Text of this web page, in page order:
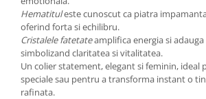
Hematituleste cunoscut ca piatra
oferind forta si echilibru.
Cristalele fatetateamplifica energia si
simbolizand claritatea si vitalitatea.
Un colier statement, elegant si feminin, ideal
speciale sau pentru a transforma instant o
rafinata.